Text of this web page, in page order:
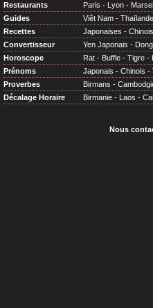
Restaurants Paris - Lyon -
Guides
Viêt Nam - Thaïlande
Recettes
Japonaises -
Convertisseur
Yen Japonais -
Horoscope
Rat - Buffle - Tigre -
Prénoms
Japonais - Chinois -
Proverbes
Birmans -
Décalage Horaire
Birmanie - Laos -
Nous